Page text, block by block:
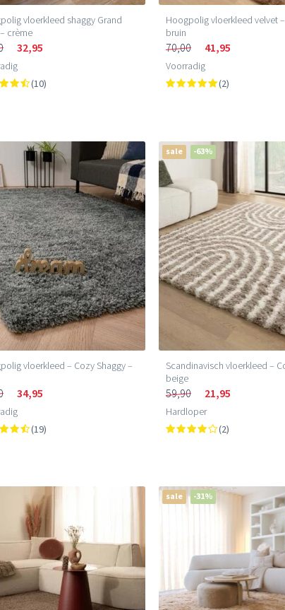
vloerkleed shaggy Grand
crème
32,95
(10)
Hoogpolig vloerkleed velvet
bruin
70,00 41,95
Voorradig
(2)
vloerkleed – Cozy Shaggy –
34,95
(19)
sale -63%
Scandinavisch vloerkleed –
beige
59,90 21,95
Hardloper
(2)
sale -31%